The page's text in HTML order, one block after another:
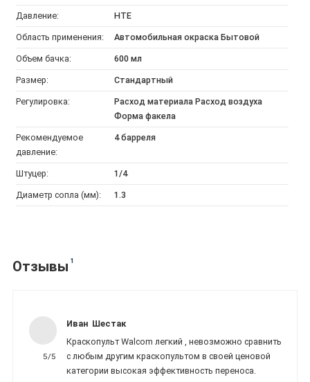
Давление: HTE
Область применения: Автомобильная окраска Бытовой
Объем бачка: 600 мл
Размер: Стандартный
Регулировка:
Расход материала Расход воздуха
Форма факела
Рекомендуемое
давление:
4 барреля
Штуцер: 1/4
Диаметр сопла (мм): 1.3
Отзывы 1
5/5
Иван Шестак
Краскопульт Walcom легкий , невозможно сравнить
с любым другим краскопультом в своей ценовой
категории высокая эффективность переноса.